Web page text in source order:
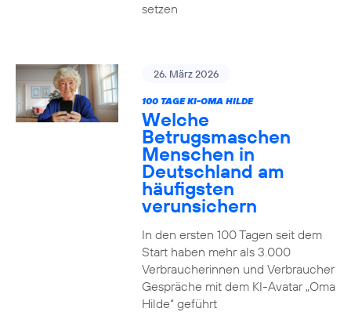
setzen
26. März 2026
100 TAGE KI-OMA HILDE
Welche
Betrugsmaschen
Menschen in
Deutschland am
häufigsten
verunsichern
In den ersten 100 Tagen seit dem
Start haben mehr als 3.000
Verbraucherinnen und Verbraucher
Gespräche mit dem KI-Avatar „Oma
Hilde“ geführt